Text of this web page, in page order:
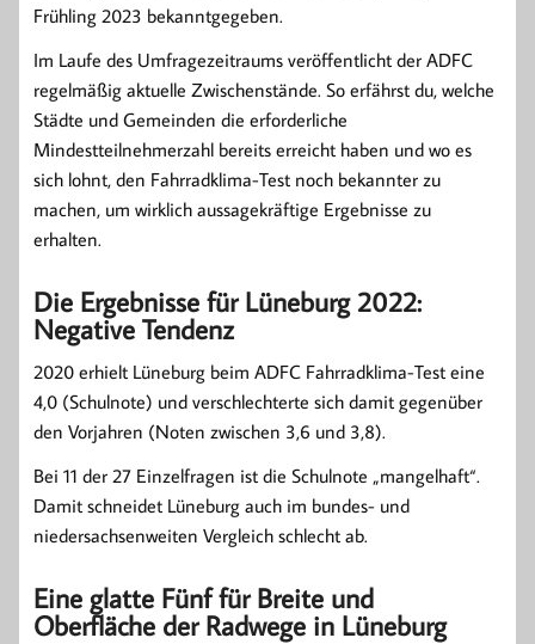
Frühling 2023 bekanntgegeben.
Im Laufe des Umfragezeitraums veröffentlicht der ADFC
regelmäßig aktuelle Zwischenstände. So erfährst du, welche
Städte und Gemeinden die erforderliche
Mindestteilnehmerzahl bereits erreicht haben und wo es
sich lohnt, den Fahrradklima-Test noch bekannter zu
machen, um wirklich aussagekräftige Ergebnisse zu
erhalten.
Die Ergebnisse für Lüneburg 2022:
Negative Tendenz
2020 erhielt Lüneburg beim ADFC Fahrradklima-Test eine
4,0 (Schulnote) und verschlechterte sich damit gegenüber
den Vorjahren (Noten zwischen 3,6 und 3,8).
Bei 11 der 27 Einzelfragen ist die Schulnote „mangelhaft“.
Damit schneidet Lüneburg auch im bundes- und
niedersachsenweiten Vergleich schlecht ab.
Eine glatte Fünf für Breite und
Oberfläche der Radwege in Lüneburg